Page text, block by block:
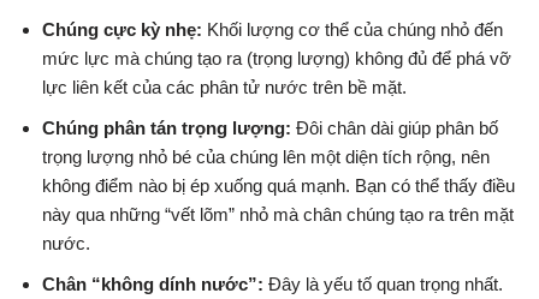
Chúng cực kỳ nhẹ: Khối lượng cơ thể của chúng nhỏ đến
mức lực mà chúng tạo ra (trọng lượng) không đủ để phá vỡ
lực liên kết của các phân tử nước trên bề mặt.
Chúng phân tán trọng lượng: Đôi chân dài giúp phân bố
trọng lượng nhỏ bé của chúng lên một diện tích rộng, nên
không điểm nào bị ép xuống quá mạnh. Bạn có thể thấy điều
này qua những “vết lõm” nhỏ mà chân chúng tạo ra trên mặt
nước.
Chân “không dính nước”: Đây là yếu tố quan trọng nhất.